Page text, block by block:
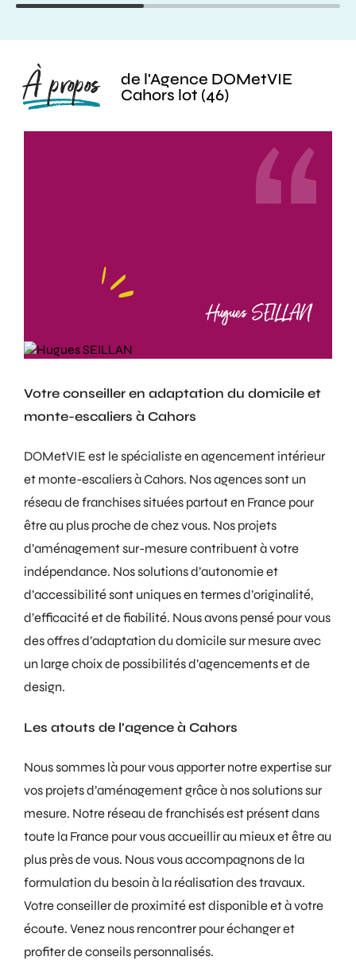
À propos
de l'Agence DOMetVIE
Cahors lot (46)
Hugues SEILLAN
Votre conseiller en adaptation du domicile et
monte-escaliers à Cahors
DOMetVIE est le spécialiste en agencement intérieur
et monte-escaliers à Cahors. Nos agences sont un
réseau de franchises situées partout en France pour
être au plus proche de chez vous. Nos projets
d’aménagement sur-mesure contribuent à votre
indépendance. Nos solutions d’autonomie et
d’accessibilité sont uniques en termes d’originalité,
d’efficacité et de fiabilité. Nous avons pensé pour vous
des offres d’adaptation du domicile sur mesure avec
un large choix de possibilités d’agencements et de
design.
Les atouts de l’agence à Cahors
Nous sommes là pour vous apporter notre expertise sur
vos projets d’aménagement grâce à nos solutions sur
mesure. Notre réseau de franchisés est présent dans
toute la France pour vous accueillir au mieux et être au
plus près de vous. Nous vous accompagnons de la
formulation du besoin à la réalisation des travaux.
Votre conseiller de proximité est disponible et à votre
écoute. Venez nous rencontrer pour échanger et
profiter de conseils personnalisés.